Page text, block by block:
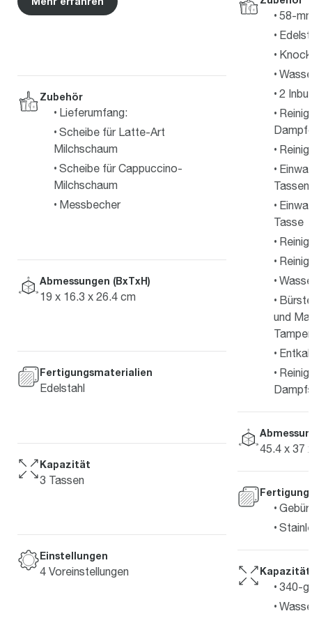
Zubehör
Lieferumfang:
Scheibe für Latte-Art
Milchschaum
Scheibe für Cappuccino-
Milchschaum
Messbecher
Abmessungen (BxTxH)
19 x 16.3 x 26.4 cm
Fertigungsmaterialien
Edelstahl
Kapazität
3 Tassen
Einstellungen
4 Voreinstellungen
58-
2
Tassen
Tasse
und
45.4 x 37
Kapazität
340-